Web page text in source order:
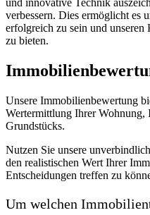
verbessern. Dies ermöglicht es
erfolgreich zu sein und
zu bieten.
Unsere Immobilienbewertung
Wertermittlung Ihrer Wohnung,
Grundstücks.
Nutzen Sie unsere
den realistischen Wert Ihrer
Entscheidungen treffen zu
Um welchen